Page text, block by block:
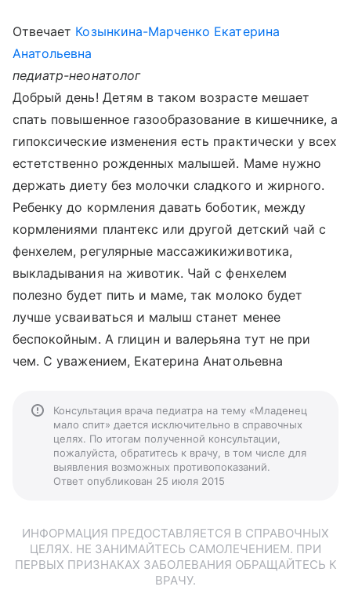
Отвечает Козынкина-Марченко Екатерина
Анатольевна
педиатр-неонатолог
Добрый день! Детям в таком возрасте мешает
спать повышенное газообразование в кишечнике, а
гипоксические изменения есть практически у всех
естетственно рожденных малышей. Маме нужно
держать диету без молочки сладкого и жирного.
Ребенку до кормления давать боботик, между
кормлениями плантекс или другой детский чай с
фенхелем, регулярные массажикиживотика,
выкладывания на животик. Чай с фенхелем
полезно будет пить и маме, так молоко будет
лучше усваиваться и малыш станет менее
беспокойным. А глицин и валерьяна тут не при
чем. С уважением, Екатерина Анатольевна
Консультация врача педиатра на тему «Младенец
мало спит» дается исключительно в справочных
целях. По итогам полученной консультации,
пожалуйста, обратитесь к врачу, в том числе для
выявления возможных противопоказаний.
Ответ опубликован 25 июля 2015
ИНФОРМАЦИЯ ПРЕДОСТАВЛЯЕТСЯ В СПРАВОЧНЫХ
ЦЕЛЯХ. НЕ ЗАНИМАЙТЕСЬ САМОЛЕЧЕНИЕМ. ПРИ
ПЕРВЫХ ПРИЗНАКАХ ЗАБОЛЕВАНИЯ ОБРАЩАЙТЕСЬ К
ВРАЧУ.